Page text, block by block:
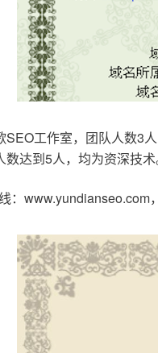
SEO工作室，团队人数3
达到5人，均为资深技术
：www.yundianseo.com